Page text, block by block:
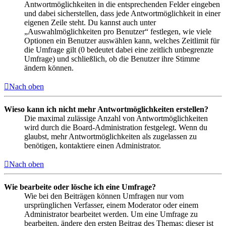
Antwortmöglichkeiten in die entsprechenden Felder eingeben
und dabei sicherstellen, dass jede Antwortmöglichkeit in einer
eigenen Zeile steht. Du kannst auch unter
„Auswahlmöglichkeiten pro Benutzer“ festlegen, wie viele
Optionen ein Benutzer auswählen kann, welches Zeitlimit für
die Umfrage gilt (0 bedeutet dabei eine zeitlich unbegrenzte
Umfrage) und schließlich, ob die Benutzer ihre Stimme
ändern können.
Nach oben
Wieso kann ich nicht mehr Antwortmöglichkeiten erstellen?
Die maximal zulässige Anzahl von Antwortmöglichkeiten
wird durch die Board-Administration festgelegt. Wenn du
glaubst, mehr Antwortmöglichkeiten als zugelassen zu
benötigen, kontaktiere einen Administrator.
Nach oben
Wie bearbeite oder lösche ich eine Umfrage?
Wie bei den Beiträgen können Umfragen nur vom
ursprünglichen Verfasser, einem Moderator oder einem
Administrator bearbeitet werden. Um eine Umfrage zu
bearbeiten, ändere den ersten Beitrag des Themas; dieser ist